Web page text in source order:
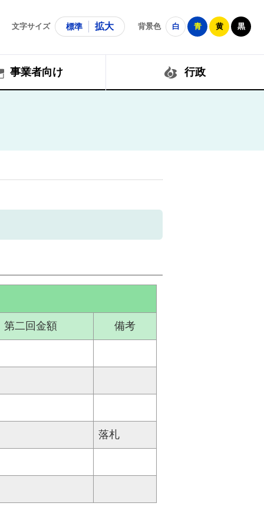
文字サイズ 標準 拡大 背景色 白 青 黄 黒
事業者向け 行政
第二回金額 備考
落札